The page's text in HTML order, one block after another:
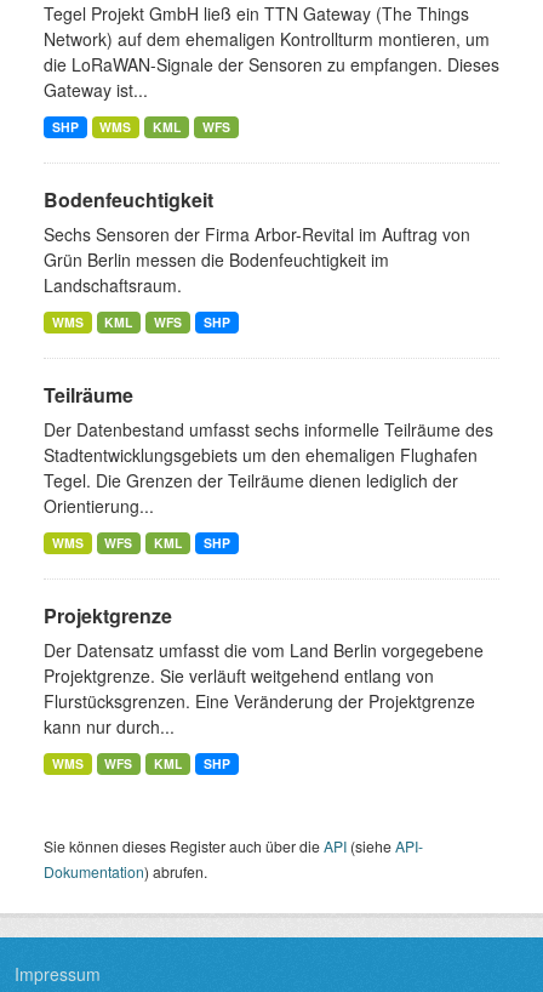
Tegel Projekt GmbH ließ ein TTN Gateway (The Things
Network) auf dem ehemaligen Kontrollturm montieren, um
die LoRaWAN-Signale der Sensoren zu empfangen. Dieses
Gateway ist...
SHP WMS KML WFS
Bodenfeuchtigkeit
Sechs Sensoren der Firma Arbor-Revital im Auftrag von
Grün Berlin messen die Bodenfeuchtigkeit im
Landschaftsraum.
WMS KML WFS SHP
Teilräume
Der Datenbestand umfasst sechs informelle Teilräume des
Stadtentwicklungsgebiets um den ehemaligen Flughafen
Tegel. Die Grenzen der Teilräume dienen lediglich der
Orientierung...
WMS WFS KML SHP
Projektgrenze
Der Datensatz umfasst die vom Land Berlin vorgegebene
Projektgrenze. Sie verläuft weitgehend entlang von
Flurstücksgrenzen. Eine Veränderung der Projektgrenze
kann nur durch...
WMS WFS KML SHP
Sie können dieses Register auch über dieAPI (sieheAPI-
Dokumentation) abrufen.
Impressum